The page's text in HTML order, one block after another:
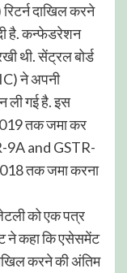
दाखिल करने
है. कन्फेडरेशन
थी. सेंट्रल बोर्ड
ने अपनी
ली गई है. इस
तक जमा कर
9A and GSTR-
तक जमा करना
को एक पत्र
ने कहा कि एसेसमेंट
करने की अंतिम